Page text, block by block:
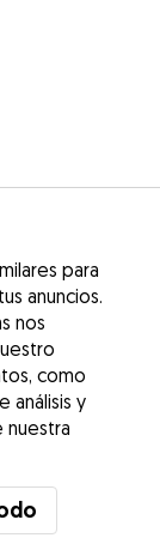
Ver más
para
anuncios.
nos
como
análisis y
nuestra